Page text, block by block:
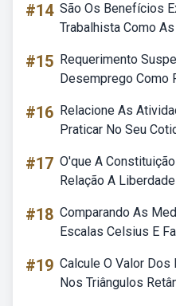
#14 São Os Benefícios
Trabalhista Como
#15 Requerimento
Desemprego Como
#16 Relacione As
Praticar No Seu
#17 O'que A
Relação A
#18 Comparando As
Escalas Celsius E
#19 Calcule O Valor
Nos Triângulos